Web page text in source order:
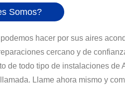
Somos?
hacer por sus aires
cercano y de
de todo tipo de instalaciones de
Llame ahora mismo y